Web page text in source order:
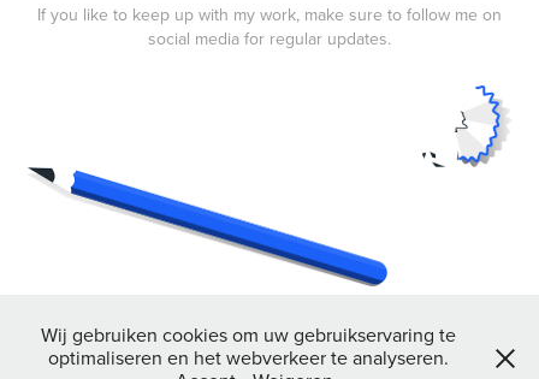
If you like to keep up with my work, make sure to follow me on
social media for regular updates.
Wij gebruiken cookies om uw gebruikservaring te
optimaliseren en het webverkeer te analyseren.